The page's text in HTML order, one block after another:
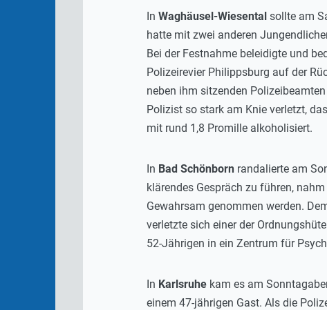
In Waghäusel-Wiesental sollte am
hatte mit zwei anderen
Bei der Festnahme beleidigte und
Polizeirevier Philippsburg auf der
neben ihm sitzenden
Polizist so stark am Knie verletzt,
mit rund 1,8 Promille alkoholisiert.
In Bad Schönborn randalierte am
klärendes Gespräch zu führen,
Gewahrsam genommen werden.
verletzte sich einer der
52-Jährigen in ein Zentrum für
In Karlsruhe kam es am
einem 47-jährigen Gast. Als die